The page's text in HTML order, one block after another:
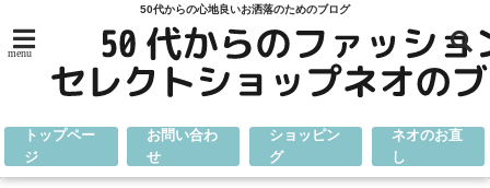
50代からの心地良いお洒落のためのブログ
menu
トップペー
ジ
お問い合わ
せ
ショッピン
グ
ネオのお直
し